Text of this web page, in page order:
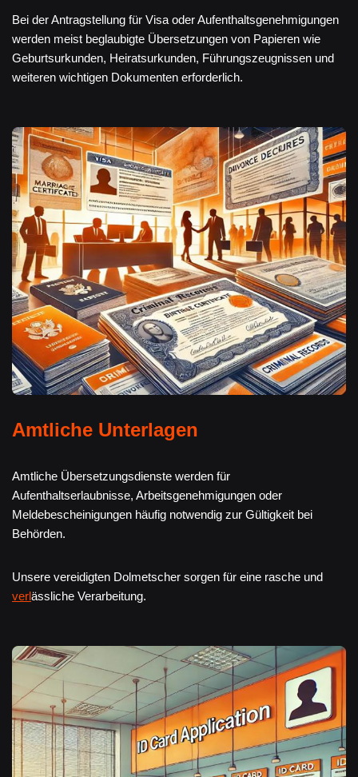
Bei der Antragstellung für Visa oder Aufenthaltsgenehmigungen
werden meist beglaubigte Übersetzungen von Papieren wie
Geburtsurkunden, Heiratsurkunden, Führungszeugnissen und
weiteren wichtigen Dokumenten erforderlich.
Amtliche Unterlagen
Amtliche Übersetzungsdienste werden für
Aufenthaltserlaubnisse, Arbeitsgenehmigungen oder
Meldebescheinigungen häufig notwendig zur Gültigkeit bei
Behörden.
Unsere vereidigten Dolmetscher sorgen für eine rasche und
verlässliche Verarbeitung.